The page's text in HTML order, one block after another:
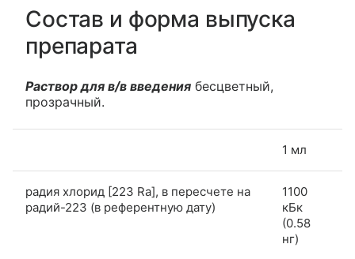
Состав и форма выпуска
препарата
Раствор для в/в введения бесцветный,
прозрачный.
1 мл
радия хлорид [223 Ra], в пересчете на
радий-223 (в референтную дату)
1100
кБк
(0.58
нг)